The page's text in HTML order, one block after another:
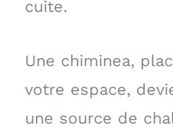
cuite.
Une chiminea,
votre espace,
une source de